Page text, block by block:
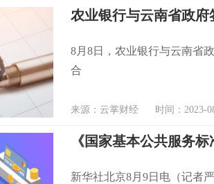
农业银行与云南省政府
8月8日，农业银行与云南省
合
来源：云掌财经 时间：2023-
《国家基本公共服务
新华社北京8月9日电（记者